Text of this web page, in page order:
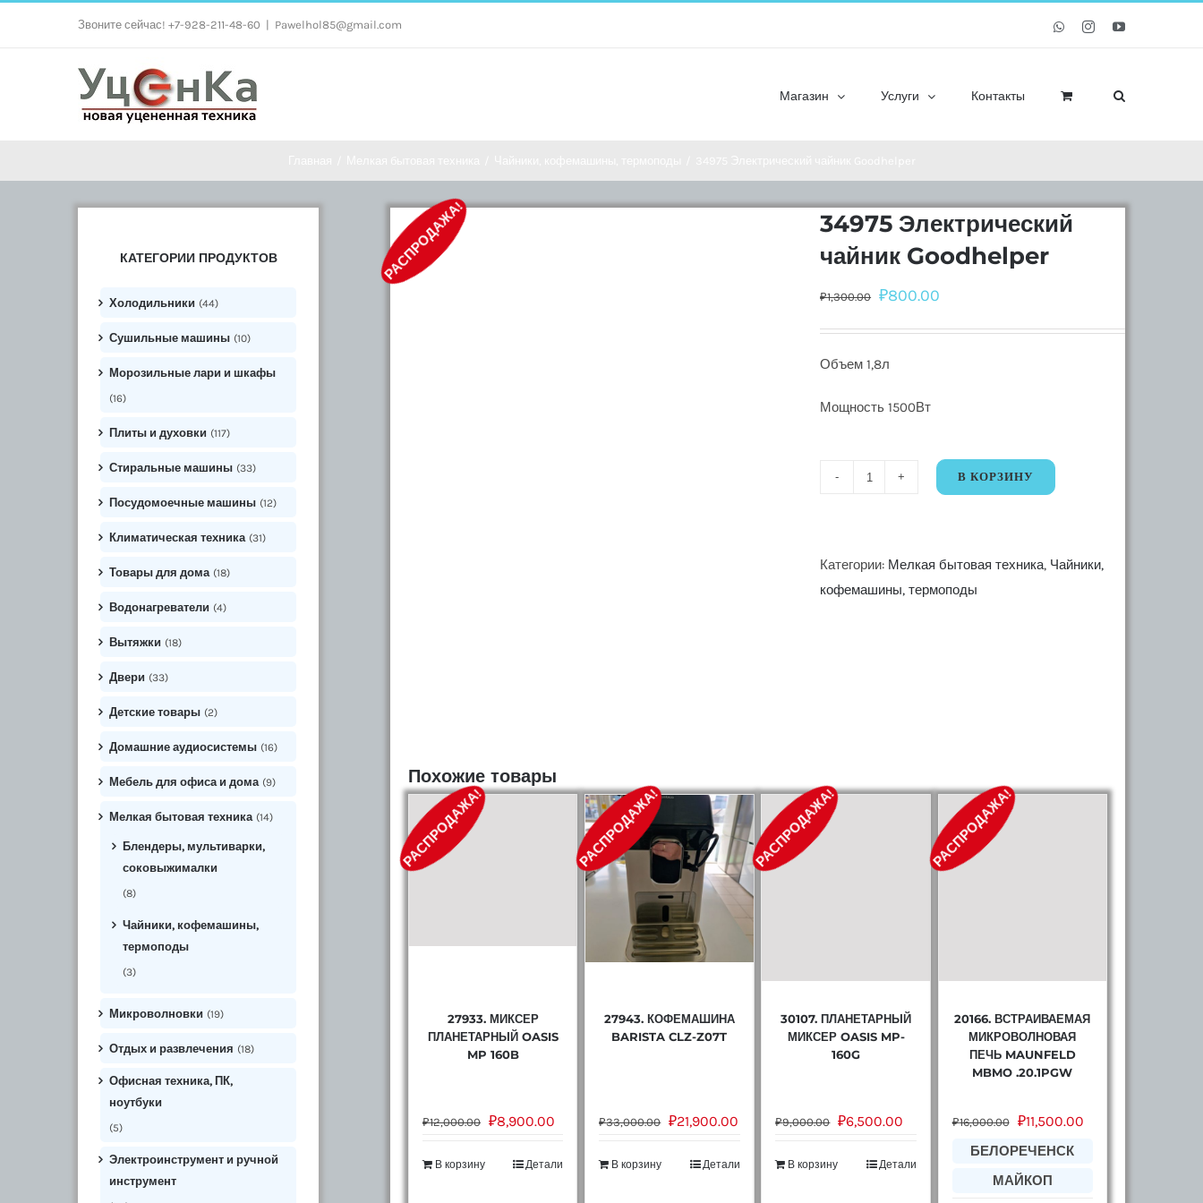
Звоните сейчас! +7-928-211-48-60 Pawelhol85@gmail.com WhatsappInstagramYouTube
Магазин Услуги Контакты
РАСПРОДАЖА!
34975 Электрический
чайник Goodhelper
₽1,300.00 ₽800.00
Объем 1,8л
Мощность 1500Вт
Количество
чайник
Goodhelper
В КОРЗИНУ
Категории: Мелкая бытовая техника, Чайники,
кофемашины, термоподы
Похожие товары
РАСПРОДАЖА!
27933. МИКСЕР
ПЛАНЕТАРНЫЙ OASIS
MP 160B
₽12,000.00 ₽8,900.00
В корзину Детали
РАСПРОДАЖА!
27943. КОФЕМАШИНА
BARISTA CLZ-Z07T
₽33,000.00 ₽21,900.00
В корзину Детали
РАСПРОДАЖА!
30107. ПЛАНЕТАРНЫЙ
МИКСЕР OASIS MP-
160G
₽9,000.00 ₽6,500.00
В корзину Детали
РАСПРОДАЖА!
20166. ВСТРАИВАЕМАЯ
МИКРОВОЛНОВАЯ
ПЕЧЬ MAUNFELD
MBMO .20.1PGW
₽16,000.00 ₽11,500.00
БЕЛОРЕЧЕНСК
МАЙКОП
КАТЕГОРИИ ПРОДУКТОВ
Холодильники (44)
Сушильные машины (10)
Морозильные лари и шкафы
(16)
Плиты и духовки (117)
Стиральные машины (33)
Посудомоечные машины (12)
Климатическая техника (31)
Товары для дома (18)
Водонагреватели (4)
Вытяжки (18)
Двери (33)
Детские товары (2)
Домашние аудиосистемы (16)
Мебель для офиса и дома (9)
Мелкая бытовая техника (14)
Блендеры, мультиварки,
соковыжималки
(8)
Чайники, кофемашины,
термоподы
(3)
Микроволновки (19)
Отдых и развлечения (18)
Офисная техника, ПК,
ноутбуки
(5)
Электроинструмент и ручной
инструмент